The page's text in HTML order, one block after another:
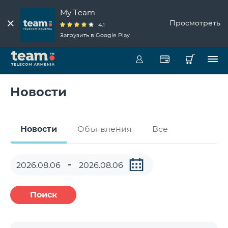
My Team
4.1
Загрузить в Google Play
Просмотреть
Новости
Новости Объявления Все
Поиск